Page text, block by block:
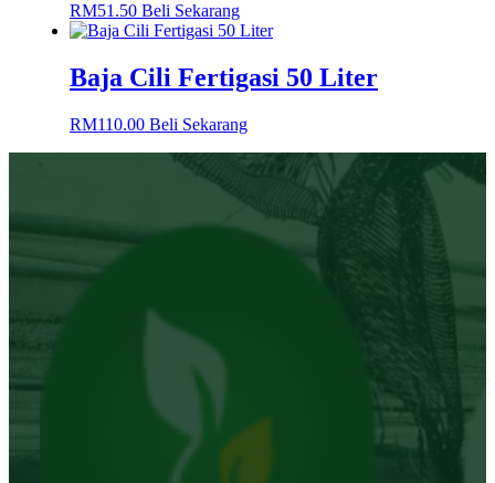
RM51.50 Beli Sekarang
Baja Cili Fertigasi 50 Liter
RM110.00 Beli Sekarang